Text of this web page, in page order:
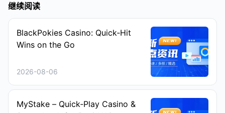
继续阅读
BlackPokies Casino: Quick‑Hit
Wins on the Go
2026-08-06
MyStake – Quick‑Play Casino &